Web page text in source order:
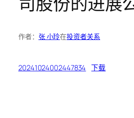
作者： 张 小玲在投资者关系
20241024002447834 下载